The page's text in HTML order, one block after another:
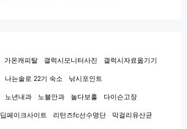
가온캐피탈 갤럭시모니터사진 갤럭시자료옮기기
나는솔로 22기 숙소 낚시포인트
노년내과 노블안과 놀다보홀 다이슨고장
딥페이크사이트 리턴즈fc선수명단 막걸리유산균